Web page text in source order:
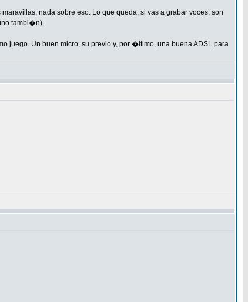
nada sobre eso. Lo que queda, si vas a grabar voces, son
tambi�n).
juego. Un buen micro, su previo y, por �ltimo, una buena ADSL para